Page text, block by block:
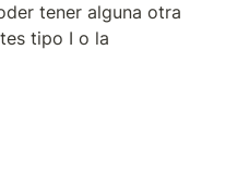
tener alguna otra
tipo I o la